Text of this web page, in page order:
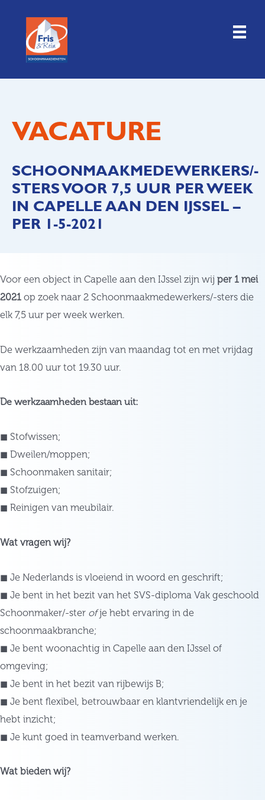
inhoud
VACATURE
SCHOONMAAKMEDEWERKERS/-
STERS VOOR 7,5 UUR PER WEEK
IN CAPELLE AAN DEN IJSSEL –
PER 1-5-2021
Voor een object in Capelle aan den IJssel zijn wij per 1 mei
2021 op zoek naar 2 Schoonmaakmedewerkers/-sters die
elk 7,5 uur per week werken.
De werkzaamheden zijn van maandag tot en met vrijdag
van 18.00 uur tot 19.30 uur.
De werkzaamheden bestaan uit:
◼ Stofwissen;
◼ Dweilen/moppen;
◼ Schoonmaken sanitair;
◼ Stofzuigen;
◼ Reinigen van meubilair.
Wat vragen wij?
◼ Je Nederlands is vloeiend in woord en geschrift;
◼ Je bent in het bezit van het SVS-diploma Vak geschoold
Schoonmaker/-ster ofje hebt ervaring in de
schoonmaakbranche;
◼ Je bent woonachtig in Capelle aan den IJssel of
omgeving;
◼ Je bent in het bezit van rijbewijs B;
◼ Je bent flexibel, betrouwbaar en klantvriendelijk en je
hebt inzicht;
◼ Je kunt goed in teamverband werken.
Wat bieden wij?